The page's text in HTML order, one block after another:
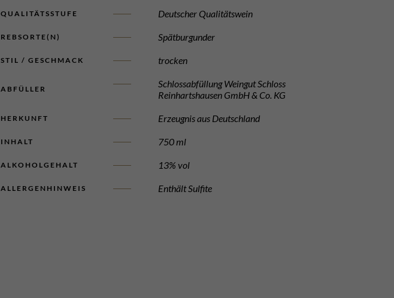
QUALITÄTSSTUFE Deutscher Qualitätswein
REBSORTE(N) Spätburgunder
STIL / GESCHMACK trocken
ABFÜLLER
Schlossabfüllung Weingut Schloss
Reinhartshausen GmbH & Co. KG
HERKUNFT Erzeugnis aus Deutschland
INHALT 750 ml
ALKOHOLGEHALT 13% vol
ALLERGENHINWEIS Enthält Sulfite